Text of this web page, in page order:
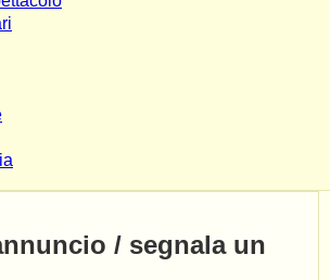
/ segnala un